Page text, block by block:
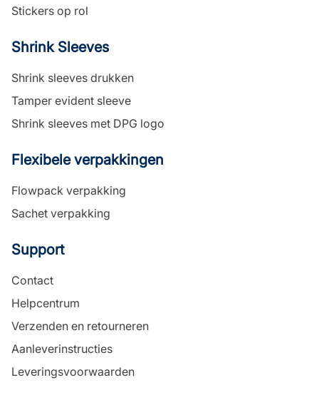
Stickers op rol
Shrink Sleeves
Shrink sleeves drukken
Tamper evident sleeve
Shrink sleeves met DPG logo
Flexibele verpakkingen
Flowpack verpakking
Sachet verpakking
Support
Contact
Helpcentrum
Verzenden en retourneren
Aanleverinstructies
Leveringsvoorwaarden